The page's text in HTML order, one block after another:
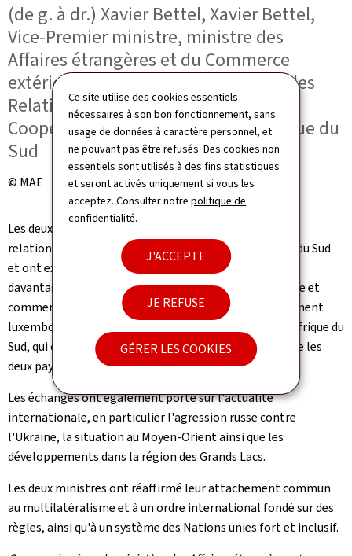
Ce site utilise des cookies essentiels
nécessaires à son bon fonctionnement, sans
usage de données à caractère personnel, et
ne pouvant pas être refusés. Des cookies non
essentiels sont utilisés à des fins statistiques
et seront activés uniquement si vous les
acceptez. Consulter notrepolitique de
confidentialité.
J'ACCEPTE
JE REFUSE
GÉRER LES COOKIES
(de g. à dr.) Xavier Bettel, Xavier Bettel,
Vice-Premier ministre, ministre des
Affaires étrangères et du Commerce
extérieur ; Ronald Lamola, ministre des
Relations internationales et de la
Coopération de la République d’Afrique du
Sud
© MAE
Les deux ministres se sont félicités de l'excellence des
relations bilatérales entre le Luxembourg et l'Afrique du Sud
et ont exprimé leur volonté commune de les renforcer
davantage, notamment dans les domaines économique et
commercial. À cet égard, ils ont salué que le gouvernement
luxembourgeois envisage d'ouvrir une ambassade en Afrique du
Sud, qui contribuera à approfondir la coopération entre les
deux pays.
Les échanges ont également porté sur l'actualité
internationale, en particulier l'agression russe contre
l'Ukraine, la situation au Moyen-Orient ainsi que les
développements dans la région des Grands Lacs.
Les deux ministres ont réaffirmé leur attachement commun
au multilatéralisme et à un ordre international fondé sur des
règles, ainsi qu'à un système des Nations unies fort et inclusif.